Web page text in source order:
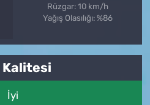
Rüzgar: 10 km/h
Yağış Olasılığı: %86
Kalitesi
İyi